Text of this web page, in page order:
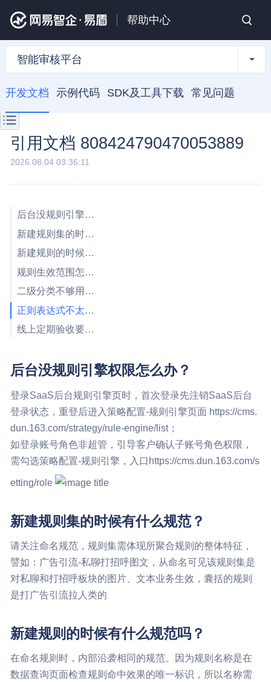
帮助中心
智能审核平台
开发文档 示例代码 SDK及工具下载 常见问题
引用文档 808424790470053889
2026.08.04 03:36:11
后台没规则引擎权限怎么办？
新建规则集的时候有什么规范？
新建规则的时候有什么规范吗？
规则生效范围怎么理解呢？
二级分类不够用，我们业务有一些自定义的内容想聚合一下，可以自定义吗？
正则表达式不太熟悉，应该怎么写？
线上定期验收要怎么做？
后台没规则引擎权限怎么办？
登录SaaS后台规则引擎页时，首次登录先注销SaaS后台
登录状态，重登后进入策略配置-规则引擎页面 https://cms.
dun.163.com/strategy/rule-engine/list；
如登录账号角色非超管，引导客户确认子账号角色权限，
需勾选策略配置-规则引擎，入口https://cms.dun.163.com/s
etting/role
新建规则集的时候有什么规范？
请关注命名规范，规则集需体现所聚合规则的整体特征，
譬如：广告引流-私聊打招呼图文，从命名可见该规则集是
对私聊和打招呼板块的图片、文本业务生效，囊括的规则
是打广告引流拉人类的
新建规则的时候有什么规范吗？
在命名规则时，内部沿袭相同的规范。因为规则名称是在
数据查询页面检查规则命中效果的唯一标识，所以名称需